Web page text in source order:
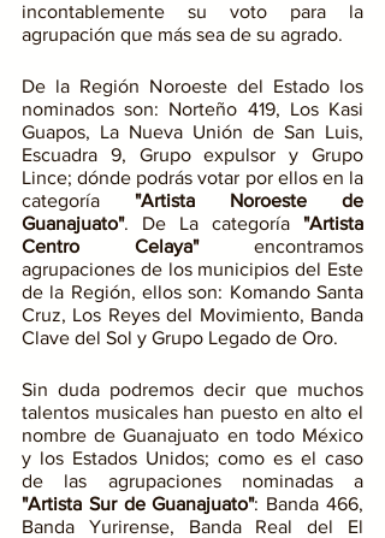
incontablemente su voto para la
agrupación que más sea de su agrado.
De la Región Noroeste del Estado los
nominados son: Norteño 419, Los Kasi
Guapos, La Nueva Unión de San Luis,
Escuadra 9, Grupo expulsor y Grupo
Lince; dónde podrás votar por ellos en la
categoría "Artista Noroeste de
Guanajuato". De La categoría "Artista
Centro Celaya" encontramos
agrupaciones de los municipios del Este
de la Región, ellos son: Komando Santa
Cruz, Los Reyes del Movimiento, Banda
Clave del Sol y Grupo Legado de Oro.
Sin duda podremos decir que muchos
talentos musicales han puesto en alto el
nombre de Guanajuato en todo México
y los Estados Unidos; como es el caso
de las agrupaciones nominadas a
"Artista Sur de Guanajuato": Banda 466,
Banda Yurirense, Banda Real del El